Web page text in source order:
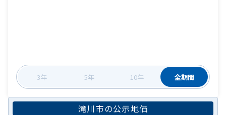
3年 5年 10年 全期間
滝川市の公示地価